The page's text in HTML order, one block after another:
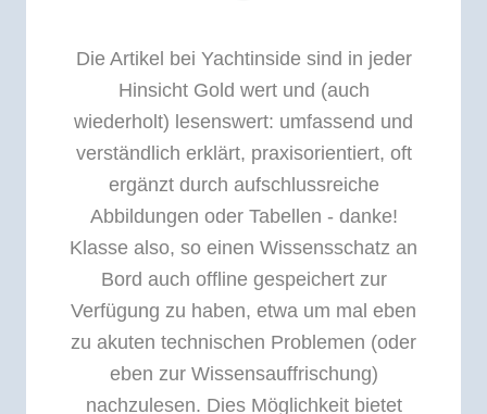
Die Artikel bei Yachtinside sind in jeder
Hinsicht Gold wert und (auch
wiederholt) lesenswert: umfassend und
verständlich erklärt, praxisorientiert, oft
ergänzt durch aufschlussreiche
Abbildungen oder Tabellen - danke!
Klasse also, so einen Wissensschatz an
Bord auch offline gespeichert zur
Verfügung zu haben, etwa um mal eben
zu akuten technischen Problemen (oder
eben zur Wissensauffrischung)
nachzulesen. Dies Möglichkeit bietet